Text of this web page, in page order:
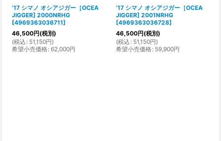
’17 シマノ オシアジガー［OCEA
JIGGER] 2000NRHG
[4969363036711]
46,500円(税別)
(税込 : 51,150円)
希望小売価格: 62,000円
’17 シマノ オシアジガー［OCEA
JIGGER] 2001NRHG
[4969363036728]
46,500円(税別)
(税込 : 51,150円)
希望小売価格: 59,900円